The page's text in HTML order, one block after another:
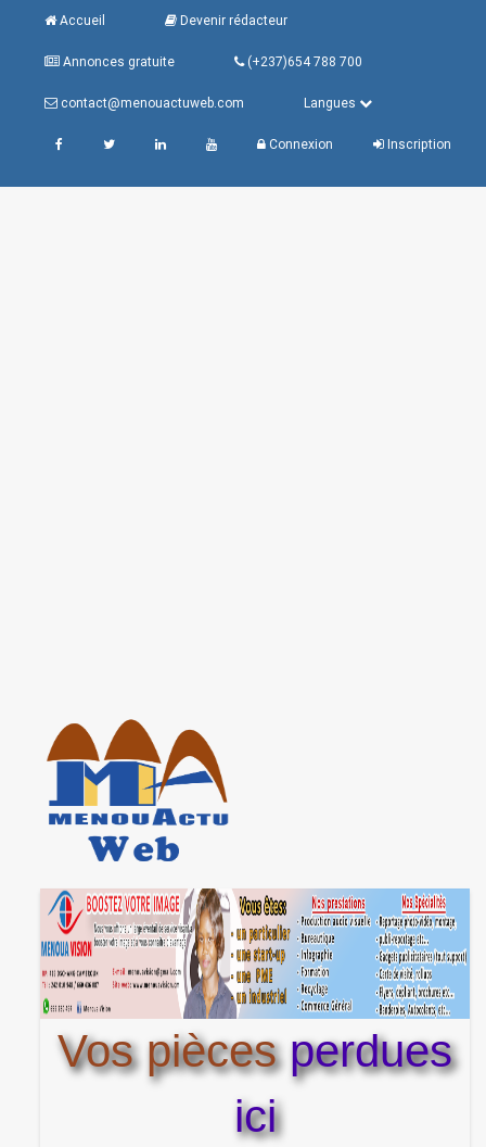
Accueil Devenir rédacteur
Annonces gratuite (+237)654 788 700
contact@menouactuweb.com Langues
Connexion Inscription
Vos piècesperdues
ici